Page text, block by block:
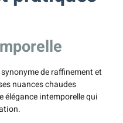
de raffinement et
nuances chaudes
intemporelle qui